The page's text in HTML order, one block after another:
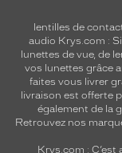
lentilles de
audio Krys.com :
lunettes de vue, de
vos lunettes grâce
faites vous livrer
livraison est offerte
également de la
Retrouvez nos
Krys.com :